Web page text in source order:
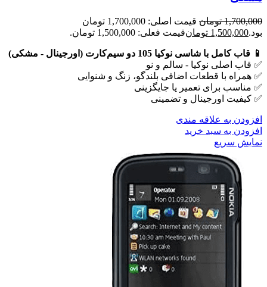
1,700,000 تومان
قیمت اصلی: 1,700,000 تومان
بود.1,500,000 تومانقیمت فعلی: 1,500,000 تومان.
📱 قاب کامل با شاسی نوکیا 105 دو سیم‌کارت (اورجینال - مشکی)
✅ قاب اصلی نوکیا - سالم و نو
✅ همراه با قطعات اضافی بلندگو، زنگ و شنوایی
✅ مناسب برای تعمیر یا جایگزینی
✅ کیفیت اورجینال و تضمینی
افزودن به علاقه مندی
افزودن به سبد خرید
نمایش سریع